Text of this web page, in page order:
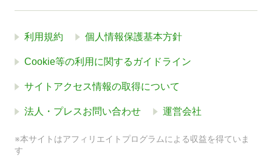
利用規約 個人情報保護基本方針
Cookie等の利用に関するガイドライン
サイトアクセス情報の取得について
法人・プレスお問い合わせ 運営会社
※本サイトはアフィリエイトプログラムによる収益を得ていま
す